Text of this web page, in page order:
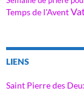
Temps de l'Avent
LIENS
Saint Pierre des